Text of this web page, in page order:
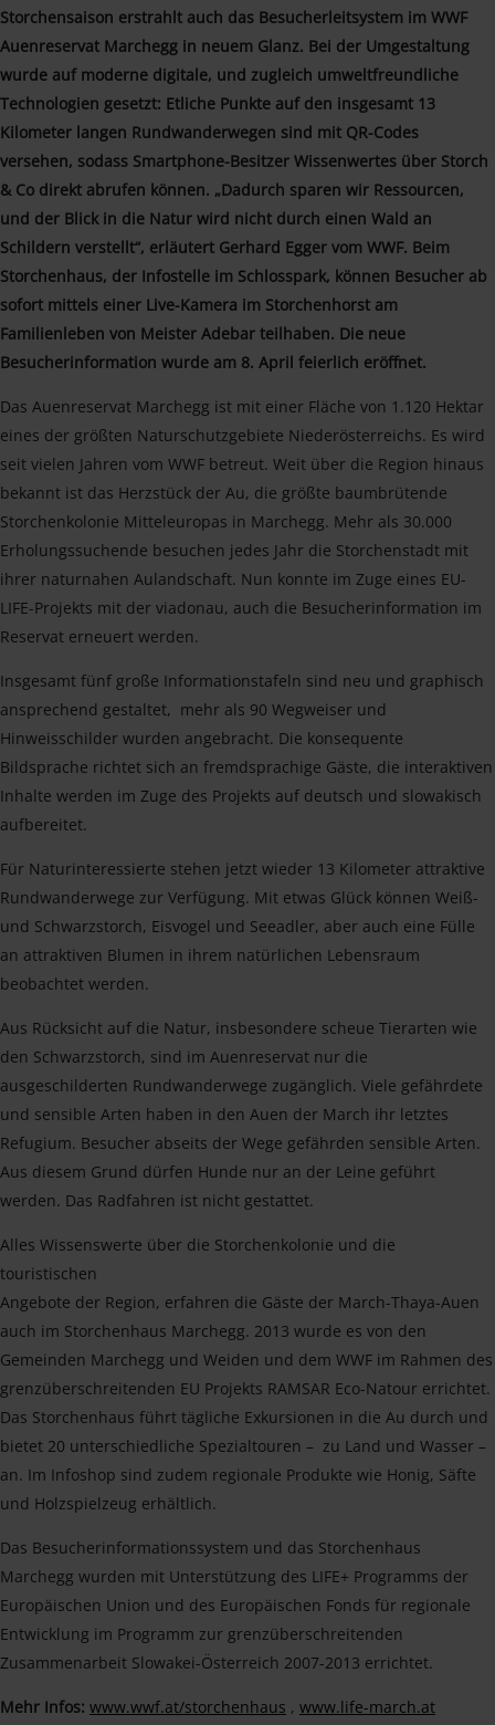
Storchensaison erstrahlt auch das Besucherleitsystem im WWF
Auenreservat Marchegg in neuem Glanz. Bei der Umgestaltung
wurde auf moderne digitale, und zugleich umweltfreundliche
Technologien gesetzt: Etliche Punkte auf den insgesamt 13
Kilometer langen Rundwanderwegen sind mit QR-Codes
versehen, sodass Smartphone-Besitzer Wissenwertes über Storch
& Co direkt abrufen können. „Dadurch sparen wir Ressourcen,
und der Blick in die Natur wird nicht durch einen Wald an
Schildern verstellt“, erläutert Gerhard Egger vom WWF. Beim
Storchenhaus, der Infostelle im Schlosspark, können Besucher ab
sofort mittels einer Live-Kamera im Storchenhorst am
Familienleben von Meister Adebar teilhaben. Die neue
Besucherinformation wurde am 8. April feierlich eröffnet.
Das Auenreservat Marchegg ist mit einer Fläche von 1.120 Hektar
eines der größten Naturschutzgebiete Niederösterreichs. Es wird
seit vielen Jahren vom WWF betreut. Weit über die Region hinaus
bekannt ist das Herzstück der Au, die größte baumbrütende
Storchenkolonie Mitteleuropas in Marchegg. Mehr als 30.000
Erholungssuchende besuchen jedes Jahr die Storchenstadt mit
ihrer naturnahen Aulandschaft. Nun konnte im Zuge eines EU-
LIFE-Projekts mit der viadonau, auch die Besucherinformation im
Reservat erneuert werden.
Insgesamt fünf große Informationstafeln sind neu und graphisch
ansprechend gestaltet, mehr als 90 Wegweiser und
Hinweisschilder wurden angebracht. Die konsequente
Bildsprache richtet sich an fremdsprachige Gäste, die interaktiven
Inhalte werden im Zuge des Projekts auf deutsch und slowakisch
aufbereitet.
Für Naturinteressierte stehen jetzt wieder 13 Kilometer attraktive
Rundwanderwege zur Verfügung. Mit etwas Glück können Weiß-
und Schwarzstorch, Eisvogel und Seeadler, aber auch eine Fülle
an attraktiven Blumen in ihrem natürlichen Lebensraum
beobachtet werden.
Aus Rücksicht auf die Natur, insbesondere scheue Tierarten wie
den Schwarzstorch, sind im Auenreservat nur die
ausgeschilderten Rundwanderwege zugänglich. Viele gefährdete
und sensible Arten haben in den Auen der March ihr letztes
Refugium. Besucher abseits der Wege gefährden sensible Arten.
Aus diesem Grund dürfen Hunde nur an der Leine geführt
werden. Das Radfahren ist nicht gestattet.
Alles Wissenswerte über die Storchenkolonie und die
touristischen
Angebote der Region, erfahren die Gäste der March-Thaya-Auen
auch im Storchenhaus Marchegg. 2013 wurde es von den
Gemeinden Marchegg und Weiden und dem WWF im Rahmen des
grenzüberschreitenden EU Projekts RAMSAR Eco-Natour errichtet.
Das Storchenhaus führt tägliche Exkursionen in die Au durch und
bietet 20 unterschiedliche Spezialtouren – zu Land und Wasser –
an. Im Infoshop sind zudem regionale Produkte wie Honig, Säfte
und Holzspielzeug erhältlich.
Das Besucherinformationssystem und das Storchenhaus
Marchegg wurden mit Unterstützung des LIFE+ Programms der
Europäischen Union und des Europäischen Fonds für regionale
Entwicklung im Programm zur grenzüberschreitenden
Zusammenarbeit Slowakei-Österreich 2007-2013 errichtet.
Mehr Infos: www.wwf.at/storchenhaus , www.life-march.at